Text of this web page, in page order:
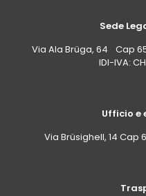
Sede
Via Ala Brüga, 64 Cap
IDI-IVA:
Ufficio e
Via Brüsighell, 14 Cap